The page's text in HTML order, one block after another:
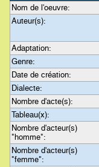
Nom de l'oeuvre:
Auteur(s):
Adaptation:
Genre:
Date de création:
Dialecte:
Nombre d'acte(s):
Tableau(x):
Nombre d'acteur(s)
"homme":
Nombre d'acteur(s)
"femme":